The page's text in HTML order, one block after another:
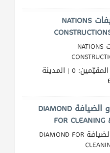
شركة الانشاءات والتنظيفات NATIONS
شركة الانشاءات والتنظيفات NATIONS
الماس لخدمات النظافة و الضيافة DIAMOND
FOR CLEANING
الماس لخدمات النظافة و الضيافة DIAMOND FOR